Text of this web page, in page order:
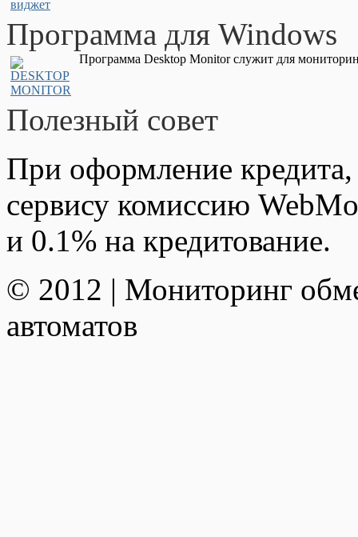
Программа для Windows
Программа Desktop Monitor служит для
Полезный совет
При оформление
сервису комиссию
и 0.1% на кредитование.
© 2012 | Мониторинг
автоматов